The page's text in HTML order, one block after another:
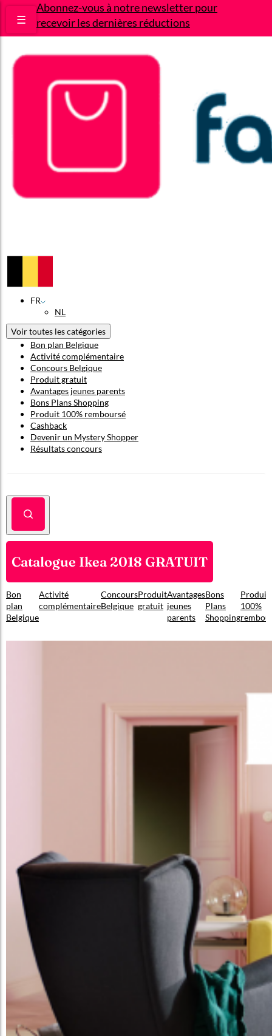
Abonnez-vous à notre newsletter pour
recevoir les dernières réductions
☰
FR
NL
Voir toutes les catégories
Bon plan Belgique
Activité complémentaire
Concours Belgique
Produit gratuit
Avantages jeunes parents
Bons Plans Shopping
Produit 100% remboursé
Cashback
Devenir un Mystery Shopper
Résultats concours
Catalogue Ikea 2018 GRATUIT
Bon
plan
Belgique
Activité
complémentaire
Concours
Belgique
Produit
gratuit
Avantages
jeunes
parents
Bons
Plans
Shopping
Produit
100%